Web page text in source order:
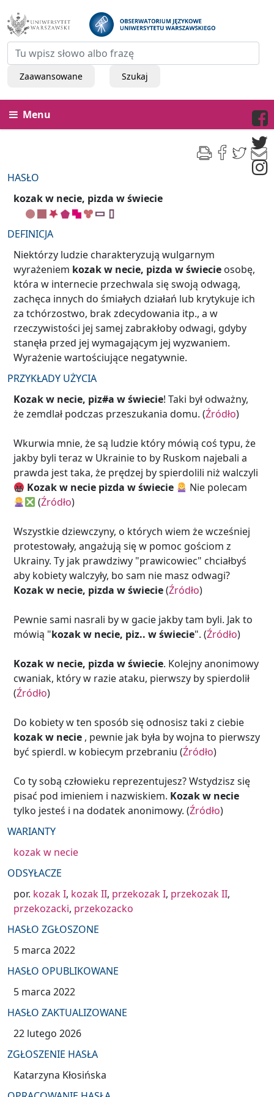
Zaawansowane Szukaj
Menu
HASŁO
kozak w necie, pizda w świecie
DEFINICJA
Niektórzy ludzie charakteryzują wulgarnym
wyrażeniem kozak w necie, pizda w świecie osobę,
która w internecie przechwala się swoją odwagą,
zachęca innych do śmiałych działań lub krytykuje ich
za tchórzostwo, brak zdecydowania itp., a w
rzeczywistości jej samej zabrakłoby odwagi, gdyby
stanęła przed jej wymagającym jej wyzwaniem.
Wyrażenie wartościujące negatywnie.
PRZYKŁADY UŻYCIA
Kozak w necie, piz#a w świecie! Taki był odważny,
że zemdlał podczas przeszukania domu. (Źródło)
Wkurwia mnie, że są ludzie który mówią coś typu, że
jakby byli teraz w Ukrainie to by Ruskom najebali a
prawda jest taka, że prędzej by spierdolili niż walczyli
Kozak w necie pizda w świecie
Nie polecam
(Źródło)
Wszystkie dziewczyny, o których wiem że wcześniej
protestowały, angażują się w pomoc gościom z
Ukrainy. Ty jak prawdziwy "prawicowiec" chciałbyś
aby kobiety walczyły, bo sam nie masz odwagi?
Kozak w necie, pizda w świecie(Źródło)
Pewnie sami nasrali by w gacie jakby tam byli. Jak to
mówią "kozak w necie, piz.. w świecie". (Źródło)
Kozak w necie, pizda w świecie. Kolejny anonimowy
cwaniak, który w razie ataku, pierwszy by spierdolił
(Źródło)
Do kobiety w ten sposób się odnosisz taki z ciebie
kozak w necie , pewnie jak była by wojna to pierwszy
być spierdl. w kobiecym przebraniu (Źródło)
Co ty sobą człowieku reprezentujesz? Wstydzisz się
pisać pod imieniem i nazwiskiem. Kozak w necie
tylko jesteś i na dodatek anonimowy. (Źródło)
WARIANTY
kozak w necie
ODSYŁACZE
por. kozak I, kozak II, przekozak I, przekozak II,
przekozacki, przekozacko
HASŁO ZGŁOSZONE
5 marca 2022
HASŁO OPUBLIKOWANE
5 marca 2022
HASŁO ZAKTUALIZOWANE
22 lutego 2026
ZGŁOSZENIE HASŁA
Katarzyna Kłosińska